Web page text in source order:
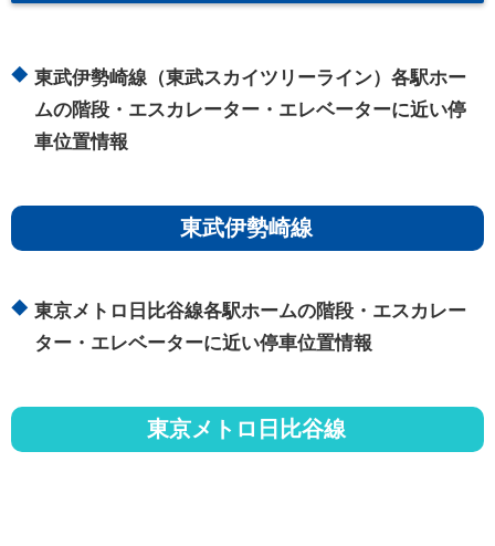
東武伊勢崎線（東武スカイツリーライン）各駅ホー
ムの階段・エスカレーター・エレベーターに近い停
車位置情報
東武伊勢崎線
東京メトロ日比谷線各駅ホームの階段・エスカレー
ター・エレベーターに近い停車位置情報
東京メトロ日比谷線